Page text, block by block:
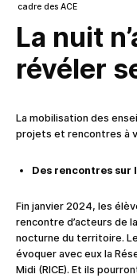
cadre des ACE
La nuit
révéler
La mobilisation des
projets et rencontres à
Des rencontres
Fin janvier 2024, les
rencontre d’acteurs de
nocturne du territoire.
évoquer avec eux la
Midi (RICE). Et ils